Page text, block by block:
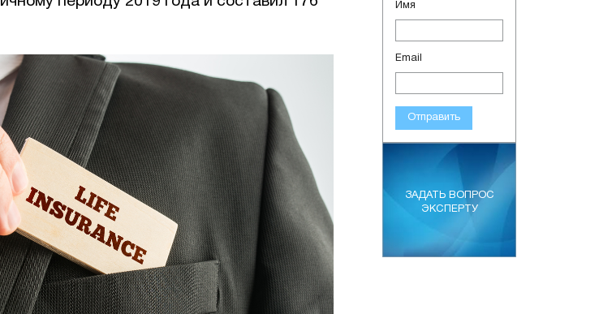
Имя
Email
Отправить
ЗАДАТЬ ВОПРОС
ЭКСПЕРТУ